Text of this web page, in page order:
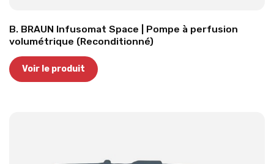
B. BRAUN Infusomat Space | Pompe à perfusion
volumétrique (Reconditionné)
Voir le produit